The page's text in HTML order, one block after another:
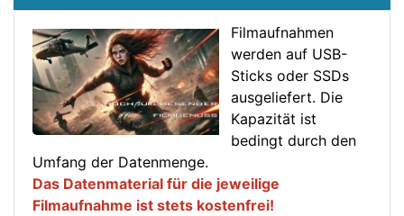
Filmaufnahmen
werden auf USB-
Sticks oder SSDs
ausgeliefert. Die
Kapazität ist
bedingt durch den
Umfang der Datenmenge.
Das Datenmaterial für die jeweilige
Filmaufnahme ist stets kostenfrei!